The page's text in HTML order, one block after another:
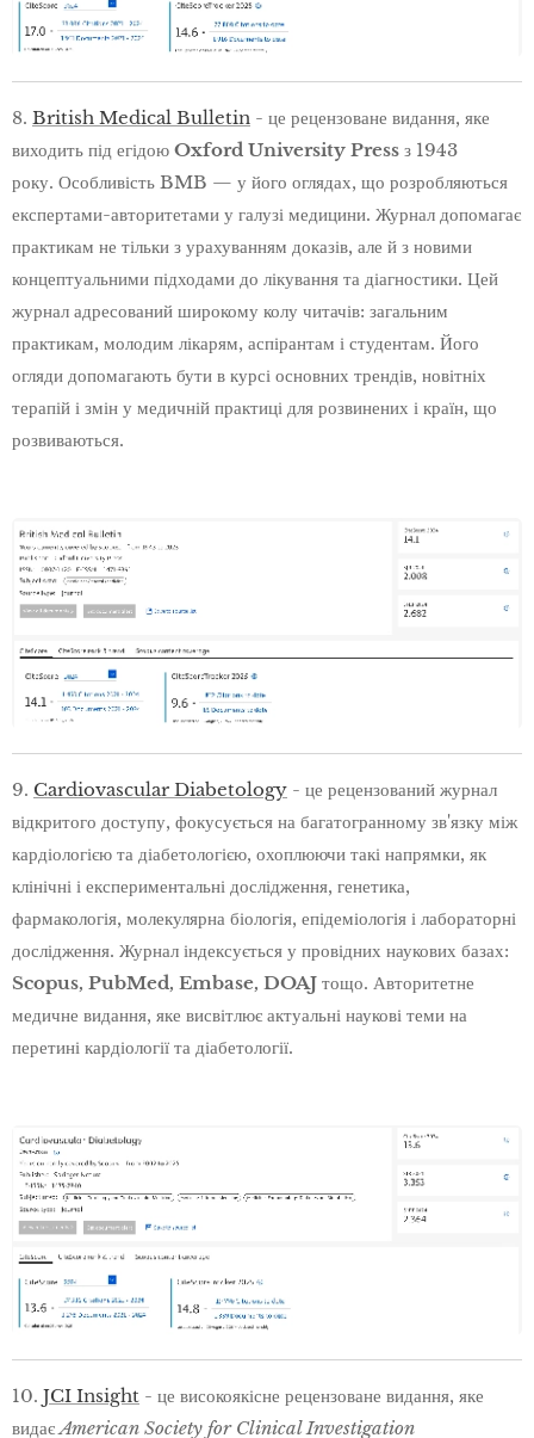
8. British Medical Bulletin - це рецензоване видання, яке
виходить під егідою Oxford University Press з 1943
року. Особливість BMB — у його оглядах, що розробляються
експертами-авторитетами у галузі медицини. Журнал допомагає
практикам не тільки з урахуванням доказів, але й з новими
концептуальними підходами до лікування та діагностики. Цей
журнал адресований широкому колу читачів: загальним
практикам, молодим лікарям, аспірантам і студентам. Його
огляди допомагають бути в курсі основних трендів, новітніх
терапій і змін у медичній практиці для розвинених і країн, що
розвиваються.
9. Cardiovascular Diabetology - це рецензований журнал
відкритого доступу, фокусується на багатогранному зв'язку між
кардіологією та діабетологією, охоплюючи такі напрямки, як
клінічні і експериментальні дослідження, генетика,
фармакологія, молекулярна біологія, епідеміологія і лабораторні
дослідження. Журнал індексується у провідних наукових базах:
Scopus, PubMed, Embase, DOAJ тощо. Авторитетне
медичне видання, яке висвітлює актуальні наукові теми на
перетині кардіології та діабетології.
10. JCI Insight - це високоякісне рецензоване видання, яке
видаєAmerican Society for Clinical Investigation